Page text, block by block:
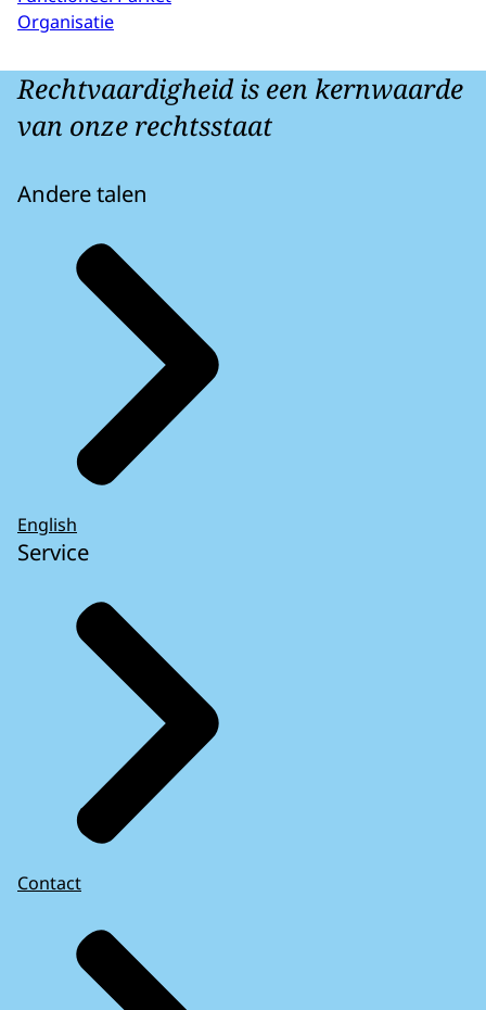
Organisatie
Rechtvaardigheid is een kernwaarde
van onze rechtsstaat
Andere talen
English
Service
Contact